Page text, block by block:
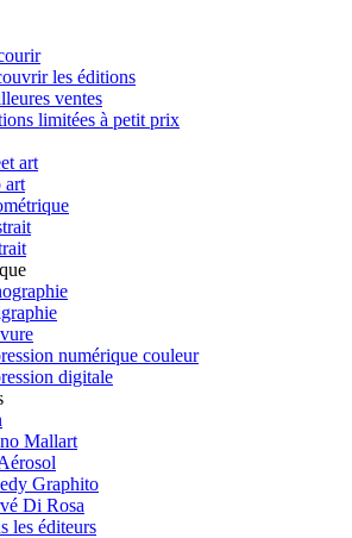
les éditions
ventes
limitées à petit prix
art
art
numérique couleur
digitale
Mallart
Graphito
Di Rosa
les éditeurs